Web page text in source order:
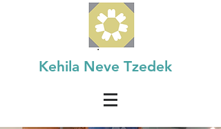
Kehila Neve Tzedek